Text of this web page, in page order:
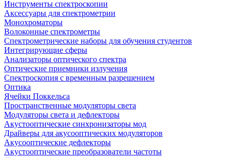
Инструменты спектроскопии
Аксессуары для спектрометрии
Монохроматоры
Волоконные спектрометры
Спектрометрические наборы для обучения студентов
Интегрирующие сферы
Анализаторы оптического спектра
Оптические приемники излучения
Спектроскопия с временным разрешением
Оптика
Ячейки Поккельса
Пространственные модуляторы света
Модуляторы света и дефлекторы
Акустооптические синхронизаторы мод
Драйверы для акусооптических модуляторов
Акусооптические дефлекторы
Акустооптические преобразователи частоты